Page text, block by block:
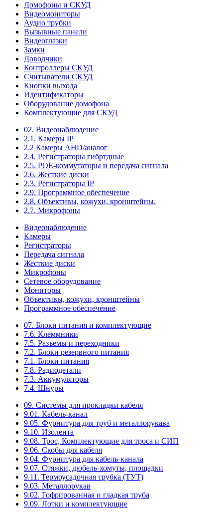
Домофоны и СКУД
Видеомониторы
Аудио трубки
Вызывные панели
Видеоглазки
Замки
Доводчики
Контроллеры СКУД
Считыватели СКУД
Кнопки выхода
Идентификаторы
Оборудование домофона
Комплектующие для СКУД
02. Видеонаблюдение
2.1. Камеры IP
2.2 Камеры AHD/аналог
2.4. Регистраторы гибртдные
2.5. РОЕ-коммутаторы и передача сигнала
2.6. Жесткие диски
2.3. Регистраторы IP
2.9. Программное обеспечение
2.8. Объективы, кожухи, кронштейны.
2.7. Микрофоны
Видеонаблюдение
Камеры
Регистраторы
Передача сигнала
Жесткие диски
Микрофоны
Сетевое оборудование
Мониторы
Объективы, кожухи, кронштейны
Программное обеспечение
07. Блоки питания и комплектующие
7.6. Клеммники
7.5. Разъемы и переходники
7.2. Блоки резервного питания
7.1. Блоки питания
7.8. Радиодетали
7.3. Аккумуляторы
7.4. Шнуры
09. Системы для прокладки кабеля
9.01. Кабель-канал
9.05. Фурнитура для труб и металлорукава
9.10. Изолента
9.08. Трос, Комплектующие для троса и СИП
9.06. Скобы для кабеля
9.04. Фурнитура для кабель-канала
9.07. Стяжки, дюбель-хомуты, площадки
9.11. Термоусадочная трубка (ТУТ)
9.03. Металлорукав
9.02. Гофрированная и гладкая труба
9.09. Лотки и комплектующие